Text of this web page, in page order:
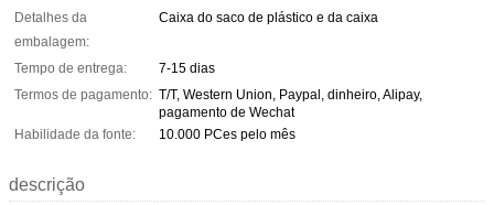
Detalhes da
embalagem:
Caixa do saco de plástico e da caixa
Tempo de entrega:
7-15 dias
Termos de pagamento: T/T, Western Union, Paypal, dinheiro, Alipay,
pagamento de Wechat
Habilidade da fonte:
10.000 PCes pelo mês
descrição